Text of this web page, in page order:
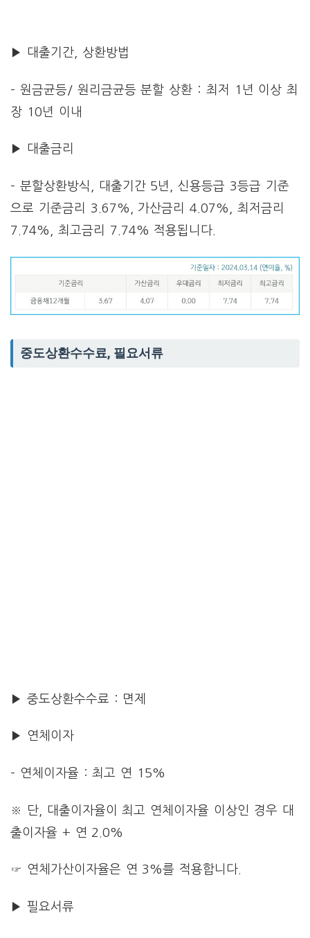
▶ 대출기간, 상환방법
– 원금균등/ 원리금균등 분할 상환 : 최저 1년 이상 최
장 10년 이내
▶ 대출금리
– 분할상환방식, 대출기간 5년, 신용등급 3등급 기준
으로 기준금리 3.67%, 가산금리 4.07%, 최저금리
7.74%, 최고금리 7.74% 적용됩니다.
중도상환수수료, 필요서류
▶ 중도상환수수료 : 면제
▶ 연체이자
– 연체이자율 : 최고 연 15%
※ 단, 대출이자율이 최고 연체이자율 이상인 경우 대
출이자율 + 연 2.0%
☞ 연체가산이자율은 연 3%를 적용합니다.
▶ 필요서류